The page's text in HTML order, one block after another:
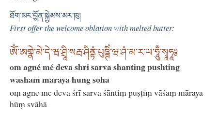
ཐོག་མར་བྱོན་སྐྱེམས་མར་ཁུ།
First offer the welcome oblation with melted butter:
ཨོཾ་ཨགྣེ་མེ་དེ་ཝ་ཤྲཱི་སརྦ་ཤིནྟཾ་པུཋྚིཾ་ཝ་ཤཾ་མ་ར་ཡ་ཧཱུྃ་སྭཱཧཱ༔
om agné mé deva shri sarva shanting pushting
washam maraya hung soha
oṃ agne me deva śrī sarva śāntiṃ puṣṭiṃ vāśaṃ māraya
hūṃ svāhā